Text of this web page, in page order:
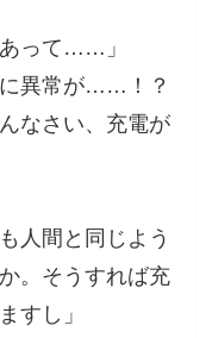
って……」
に異常が……！？
なさい、充電が
人間と同じよう
。そうすれば充
すし」